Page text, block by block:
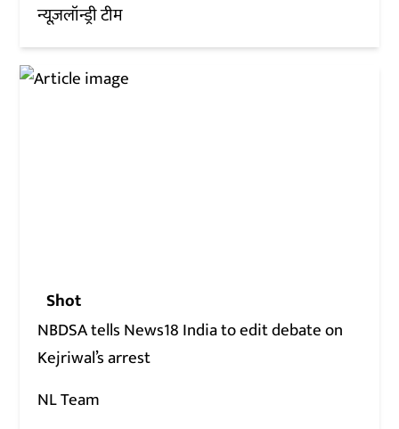
न्यूज़लॉन्ड्री टीम
Shot
NBDSA tells News18 India to edit debate on
Kejriwal’s arrest
NL Team